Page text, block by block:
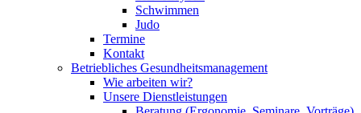
Schwimmen
Judo
Termine
Kontakt
Betriebliches Gesundheits­management
Wie arbeiten wir?
Unsere Dienstleistungen